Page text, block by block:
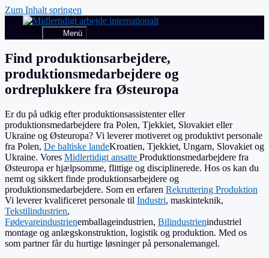
Zum Inhalt springen
Menü
Find produktionsarbejdere,
produktionsmedarbejdere og
ordreplukkere fra Østeuropa
Er du på udkig efter produktionsassistenter eller
produktionsmedarbejdere fra Polen, Tjekkiet, Slovakiet eller
Ukraine og Østeuropa? Vi leverer motiveret og produktivt personale
fra Polen, De baltiske landeKroatien, Tjekkiet, Ungarn, Slovakiet og
Ukraine. Vores Midlertidigt ansatte Produktionsmedarbejdere fra
Østeuropa er hjælpsomme, flittige og disciplinerede. Hos os kan du
nemt og sikkert finde produktionsarbejdere og
produktionsmedarbejdere. Som en erfaren Rekruttering Produktion
Vi leverer kvalificeret personale til Industri, maskinteknik,
Tekstilindustrien,
Fødevareindustrienemballageindustrien, Bilindustrienindustriel
montage og anlægskonstruktion, logistik og produktion. Med os
som partner får du hurtige løsninger på personalemangel.